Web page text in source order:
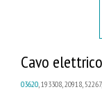
Cavo elettrico
03620, 193308, 20918,